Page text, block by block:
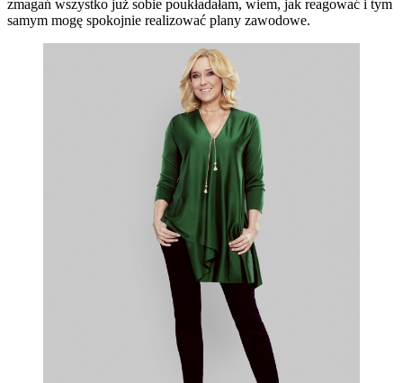
zmagań wszystko już sobie poukładałam, wiem, jak reagować i tym
samym mogę spokojnie realizować plany zawodowe.